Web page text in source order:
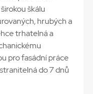
škálu
hrubých a
trhatelná a
pro fasádní práce
do 7 dnů